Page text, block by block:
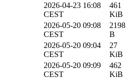
2026-04-23 16:08
CEST
461
KiB
2026-05-20 09:08
CEST
2198
B
2026-05-20 09:04
CEST
27
KiB
2026-05-20 09:09
CEST
462
KiB